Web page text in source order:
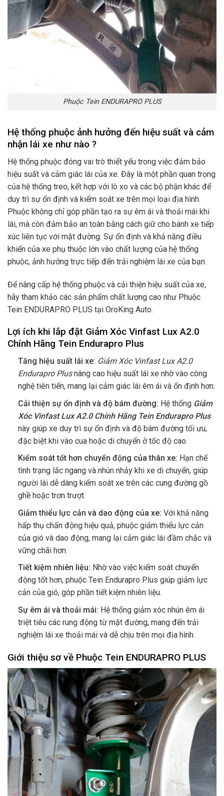
Phuộc Tein ENDURAPRO PLUS
Hệ thống phuộc ảnh hưởng đến hiệu suất và cảm
nhận lái xe như nào ?
Hệ thống phuộc đóng vai trò thiết yếu trong việc đảm bảo
hiệu suất và cảm giác lái của xe. Đây là một phần quan trọng
của hệ thống treo, kết hợp với lò xo và các bộ phận khác để
duy trì sự ổn định và kiểm soát xe trên mọi loại địa hình.
Phuộc không chỉ góp phần tạo ra sự êm ái và thoải mái khi
lái, mà còn đảm bảo an toàn bằng cách giữ cho bánh xe tiếp
xúc liên tục với mặt đường. Sự ổn định và khả năng điều
khiển của xe phụ thuộc lớn vào chất lượng của hệ thống
phuộc, ảnh hưởng trực tiếp đến trải nghiệm lái xe của bạn.
Để nâng cấp hệ thống phuộc và cải thiện hiệu suất của xe,
hãy tham khảo các sản phẩm chất lượng cao như Phuộc
Tein ENDURAPRO PLUS tại OroKing Auto.
Lợi ích khi lắp đặt Giảm Xóc Vinfast Lux A2.0
Chính Hãng Tein Endurapro Plus
Tăng hiệu suất lái xe: Giảm Xóc Vinfast Lux A2.0
Endurapro Plusnâng cao hiệu suất lái xe nhờ vào công
nghệ tiên tiến, mang lại cảm giác lái êm ái và ổn định hơn.
Cải thiện sự ổn định và độ bám đường: Hệ thống Giảm
Xóc Vinfast Lux A2.0 Chính Hãng Tein Endurapro Plus
này giúp xe duy trì sự ổn định và độ bám đường tối ưu,
đặc biệt khi vào cua hoặc di chuyển ở tốc độ cao.
Kiểm soát tốt hơn chuyển động của thân xe: Hạn chế
tình trạng lắc ngang và nhún nhảy khi xe di chuyển, giúp
người lái dễ dàng kiểm soát xe trên các cung đường gồ
ghề hoặc trơn trượt.
Giảm thiểu lực cản và dao động của xe: Với khả năng
hấp thụ chấn động hiệu quả, phuộc giảm thiểu lực cản
của gió và dao động, mang lại cảm giác lái đầm chắc và
vững chãi hơn.
Tiết kiệm nhiên liệu: Nhờ vào việc kiểm soát chuyển
động tốt hơn, phuộc Tein Endurapro Plus giúp giảm lực
cản của gió, góp phần tiết kiệm nhiên liệu.
Sự êm ái và thoải mái: Hệ thống giảm xóc nhún êm ái
triệt tiêu các rung động từ mặt đường, mang đến trải
nghiệm lái xe thoải mái và dễ chịu trên mọi địa hình.
Giới thiệu sơ về Phuộc Tein ENDURAPRO PLUS